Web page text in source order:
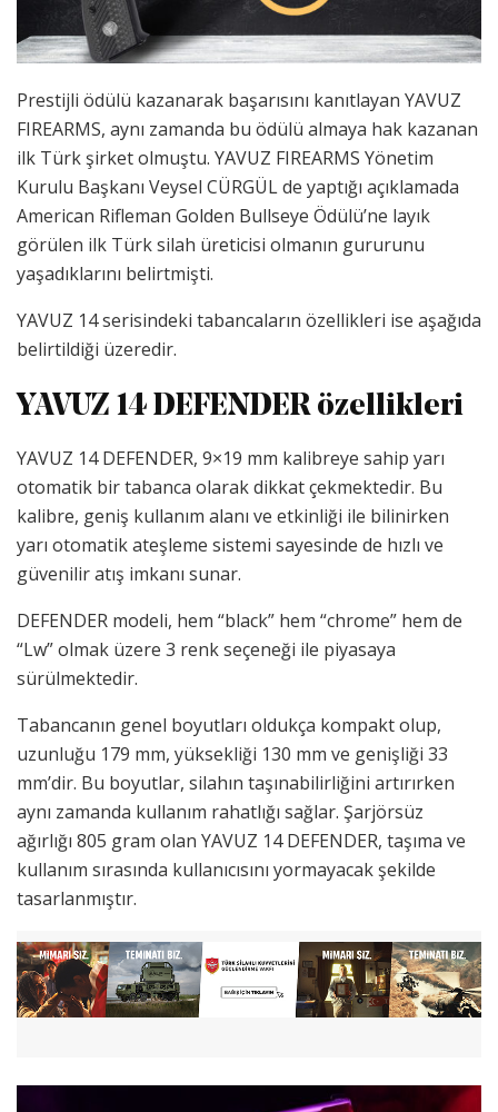
Prestijli ödülü kazanarak başarısını kanıtlayan YAVUZ
FIREARMS, aynı zamanda bu ödülü almaya hak kazanan
ilk Türk şirket olmuştu. YAVUZ FIREARMS Yönetim
Kurulu Başkanı Veysel CÜRGÜL de yaptığı açıklamada
American Rifleman Golden Bullseye Ödülü’ne layık
görülen ilk Türk silah üreticisi olmanın gururunu
yaşadıklarını belirtmişti.
YAVUZ 14 serisindeki tabancaların özellikleri ise aşağıda
belirtildiği üzeredir.
YAVUZ 14 DEFENDER özellikleri
YAVUZ 14 DEFENDER, 9×19 mm kalibreye sahip yarı
otomatik bir tabanca olarak dikkat çekmektedir. Bu
kalibre, geniş kullanım alanı ve etkinliği ile bilinirken
yarı otomatik ateşleme sistemi sayesinde de hızlı ve
güvenilir atış imkanı sunar.
DEFENDER modeli, hem “black” hem “chrome” hem de
“Lw” olmak üzere 3 renk seçeneği ile piyasaya
sürülmektedir.
Tabancanın genel boyutları oldukça kompakt olup,
uzunluğu 179 mm, yüksekliği 130 mm ve genişliği 33
mm’dir. Bu boyutlar, silahın taşınabilirliğini artırırken
aynı zamanda kullanım rahatlığı sağlar. Şarjörsüz
ağırlığı 805 gram olan YAVUZ 14 DEFENDER, taşıma ve
kullanım sırasında kullanıcısını yormayacak şekilde
tasarlanmıştır.